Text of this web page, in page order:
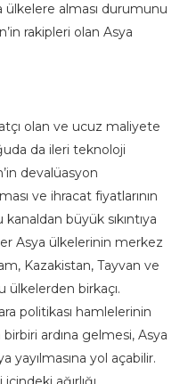
alması durumunu
rakipleri olan Asya
olan ve ucuz maliyete
da ileri teknoloji
devalüasyon
ve ihracat fiyatlarının
büyük sıkıntıya
Asya ülkelerinin merkez
Kazakistan, Tayvan ve
ülkelerden birkaçı.
politikası hamlelerinin
ardına gelmesi, Asya
yayılmasına yol açabilir.